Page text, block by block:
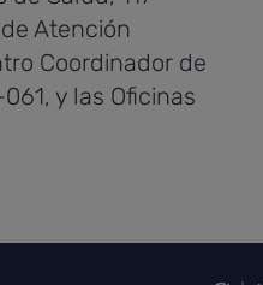
Atención
Coordinador de
y las Oficinas